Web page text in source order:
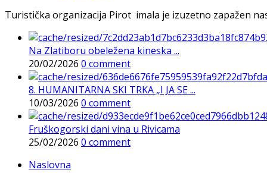
Turistička organizacija Pirot imala je izuzetno zapažen
Na Zlatiboru obeležena kineska ...
20/02/2026 0 comment
8. HUMANITARNA SKI TRKA „I JA SE ...
10/03/2026 0 comment
Fruškogorski dani vina u Rivicama
25/02/2026 0 comment
Naslovna